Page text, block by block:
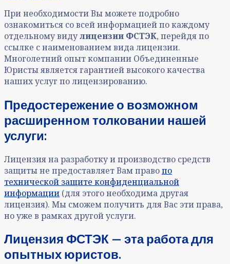
При необходимости Вы можете подробно
ознакомиться со всей информацией по каждому
отдельному видулицензии ФСТЭК, перейдя по
ссылке с наименованием вида лицензии.
Многолетний опыт компании Объединенные
Юристы является гарантией высокого качества
наших услуг по лицензированию.
Предостережение о возможном
расширенном толковании нашей
услуги:
Лицензия на разработку и производство средств
защиты не предоставляет Вам правопо
технической защите конфиденциальной
информации (для этого необходима другая
лицензия). Мы сможем получить для Вас эти права,
но уже в рамках другой услуги.
Лицензия ФСТЭК — эта работа для
опытных юристов.